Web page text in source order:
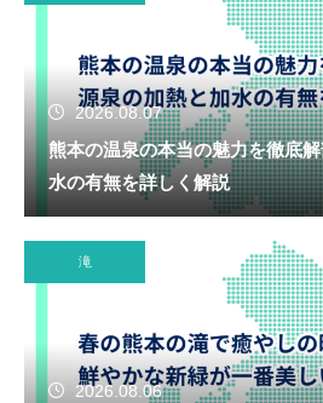
2026.08.07
熊本の温泉の本当の魅力を徹底
水の有無を詳しく解説
滝
2026.08.06